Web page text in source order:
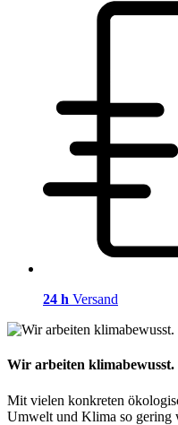
24 h Versand
Wir arbeiten klimabewusst.
Mit vielen konkreten
Umwelt und Klima so gering